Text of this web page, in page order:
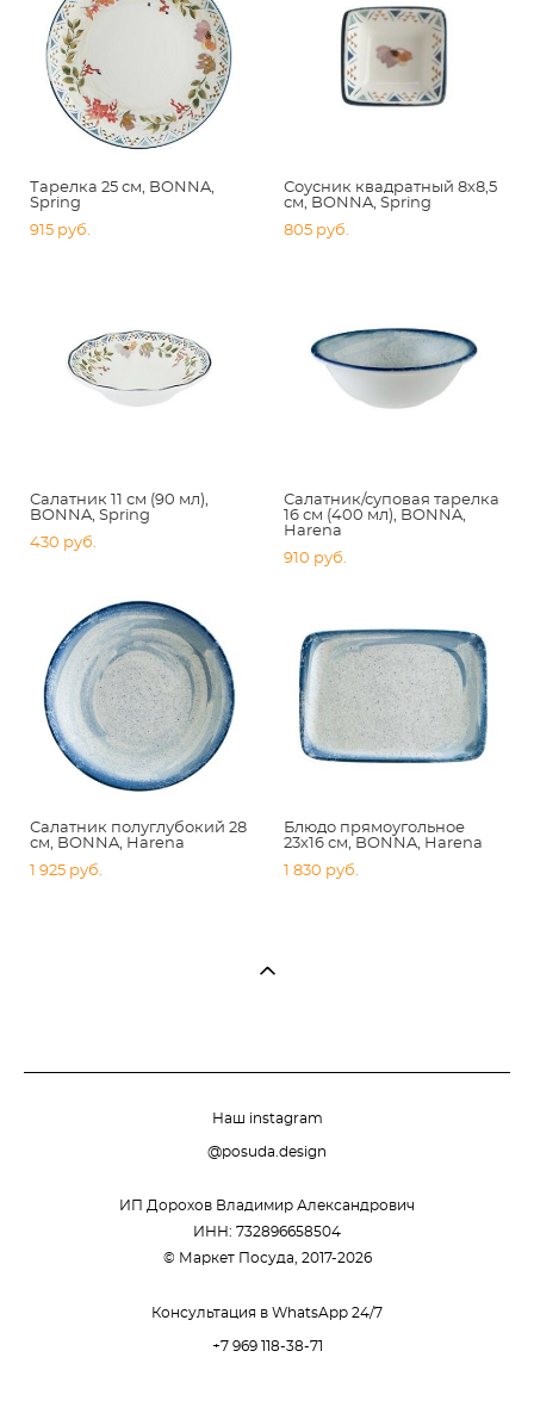
Тарелка 25 см, BONNA,
Spring
915 pуб.
Соусник квадратный 8х8,5
см, BONNA, Spring
805 pуб.
Салатник 11 см (90 мл),
BONNA, Spring
430 pуб.
Салатник/суповая тарелка
16 см (400 мл), BONNA,
Harena
910 pуб.
Салатник полуглубокий 28
см, BONNA, Harena
1 925 pуб.
Блюдо прямоугольное
23х16 см, BONNA, Harena
1 830 pуб.
Наш instagram
@posuda.design
ИП Дорохов Владимир Александрович
ИНН: 732896658504
© Маркет Посуда, 2017-2026
Консультация в WhatsApp 24/7
+7 969 118-38-71